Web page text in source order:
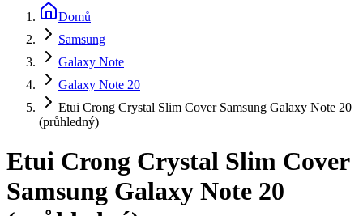
Domů
Samsung
Galaxy Note
Galaxy Note 20
Etui Crong Crystal Slim Cover Samsung Galaxy Note 20
(průhledný)
Etui Crong Crystal Slim Cover
Samsung Galaxy Note 20